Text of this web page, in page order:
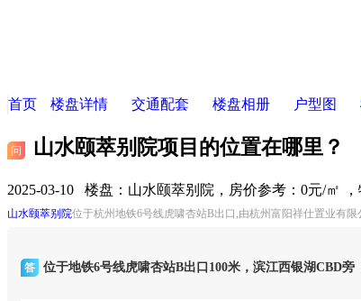
首页
楼盘详情 交通配套 楼盘相册 户型图
问 山水颐萃别院项目的位置在哪里？
2025-03-10 楼盘： 山水颐萃别院，房价参考：0元/㎡
山水颐萃别院位于杭州地铁6号线虎啸杏站B出口,由杭州富阳祥仕置业有限
答 位于地铁6号线虎啸杏站B出口100米，滨江西银湖CBD旁